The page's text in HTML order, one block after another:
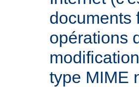
documents
opérations
type MIME